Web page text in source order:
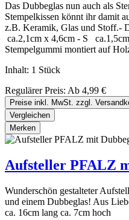
Das Dubbeglas nun auch als
Stempelkissen könnt ihr damit
z.B. Keramik, Glas und Stoff.-
ca.2,1cm x 4,6cm - S
Stempelgummi montiert auf
Inhalt: 1 Stück
Regulärer Preis: Ab 4,99 €
Preise inkl. MwSt. zzgl.
Vergleichen
Merken
Aufsteller PFALZ
Wunderschön gestalteter
und einem Dubbeglas! Aus
ca. 16cm lang ca. 7cm hoch